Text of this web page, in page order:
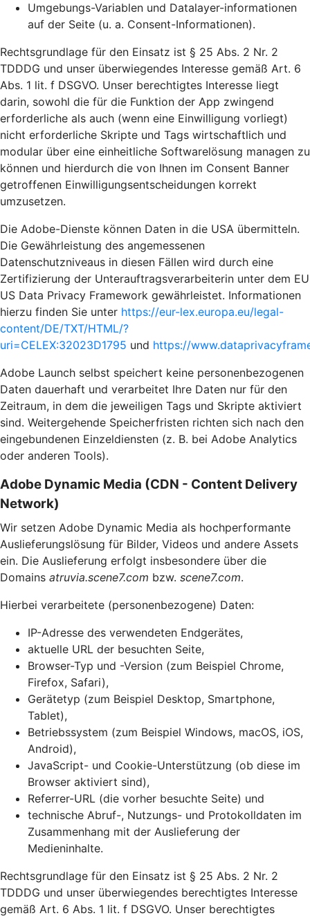
Umgebungs-Variablen und Datalayer-informationen
auf der Seite (u. a. Consent-Informationen).
Rechtsgrundlage für den Einsatz ist § 25 Abs. 2 Nr. 2
TDDDG und unser überwiegendes Interesse gemäß Art. 6
Abs. 1 lit. f DSGVO. Unser berechtigtes Interesse liegt
darin, sowohl die für die Funktion der App zwingend
erforderliche als auch (wenn eine Einwilligung vorliegt)
nicht erforderliche Skripte und Tags wirtschaftlich und
modular über eine einheitliche Softwarelösung managen zu
können und hierdurch die von Ihnen im Consent Banner
getroffenen Einwilligungsentscheidungen korrekt
umzusetzen.
Die Adobe-Dienste können Daten in die USA übermitteln.
Die Gewährleistung des angemessenen
Datenschutzniveaus in diesen Fällen wird durch eine
Zertifizierung der Unterauftragsverarbeiterin unter dem EU
US Data Privacy Framework gewährleistet. Informationen
hierzu finden Sie unter https://eur-lex.europa.eu/legal-
content/DE/TXT/HTML/?
uri=CELEX:32023D1795 und https://
Adobe Launch selbst speichert keine personenbezogenen
Daten dauerhaft und verarbeitet Ihre Daten nur für den
Zeitraum, in dem die jeweiligen Tags und Skripte aktiviert
sind. Weitergehende Speicherfristen richten sich nach den
eingebundenen Einzeldiensten (z. B. bei Adobe Analytics
oder anderen Tools).
Adobe Dynamic Media (CDN - Content Delivery
Network)
Wir setzen Adobe Dynamic Media als hochperformante
Auslieferungslösung für Bilder, Videos und andere Assets
ein. Die Auslieferung erfolgt insbesondere über die
Domains atruvia.scene7.com bzw. scene7.com.
Hierbei verarbeitete (personenbezogene) Daten:
IP-Adresse des verwendeten Endgerätes,
aktuelle URL der besuchten Seite,
Browser-Typ und -Version (zum Beispiel Chrome,
Firefox, Safari),
Gerätetyp (zum Beispiel Desktop, Smartphone,
Tablet),
Betriebssystem (zum Beispiel Windows, macOS, iOS,
Android),
JavaScript- und Cookie-Unterstützung (ob diese im
Browser aktiviert sind),
Referrer-URL (die vorher besuchte Seite) und
technische Abruf-, Nutzungs- und Protokolldaten im
Zusammenhang mit der Auslieferung der
Medieninhalte.
Rechtsgrundlage für den Einsatz ist § 25 Abs. 2 Nr. 2
TDDDG und unser überwiegendes berechtigtes Interesse
gemäß Art. 6 Abs. 1 lit. f DSGVO. Unser berechtigtes